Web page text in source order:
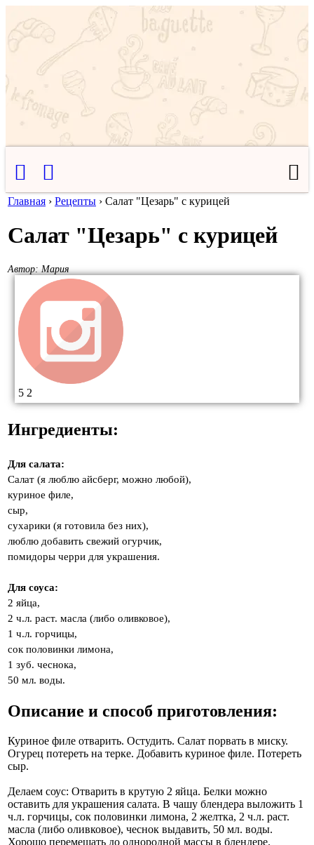
Главная › Рецепты › Салат "Цезарь" с курицей
Салат "Цезарь" с курицей
Автор: Мария
5 2
Ингредиенты:
Для салата:
Салат (я люблю айсберг, можно любой),
куриное филе,
сыр,
сухарики (я готовила без них),
люблю добавить свежий огурчик,
помидоры черри для украшения.
Для соуса:
2 яйца,
2 ч.л. раст. масла (либо оливковое),
1 ч.л. горчицы,
сок половинки лимона,
1 зуб. чеснока,
50 мл. воды.
Описание и способ приготовления:
Куриное филе отварить. Остудить. Салат порвать в миску.
Огурец потереть на терке. Добавить куриное филе. Потереть
сыр.
Делаем соус: Отварить в крутую 2 яйца. Белки можно
оставить для украшения салата. В чашу блендера выложить 1
ч.л. горчицы, сок половинки лимона, 2 желтка, 2 ч.л. раст.
масла (либо оливковое), чеснок выдавить, 50 мл. воды.
Хорошо перемешать до однородной массы в блендере.